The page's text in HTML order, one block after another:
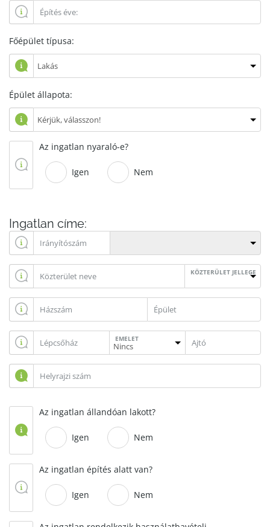
Főépület típusa:
Épület állapota:
Az ingatlan nyaraló-e?
Igen Nem
Ingatlan címe:
KÖZTERÜLET JELLEGE
EMELET
Az ingatlan állandóan lakott?
Igen Nem
Az ingatlan építés alatt van?
Igen Nem